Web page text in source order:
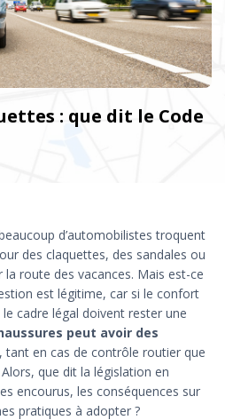
: que dit le Code
d’automobilistes troquent
des claquettes, des sandales ou
route des vacances. Mais est-ce
est légitime, car si le confort
cadre légal doivent rester une
peut avoir des
, tant en cas de contrôle routier que
que dit la législation en
encourus, les conséquences sur
pratiques à adopter ?